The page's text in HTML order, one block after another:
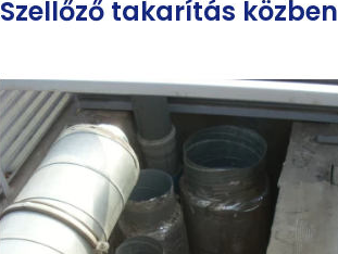
Szellőző takarítás közben